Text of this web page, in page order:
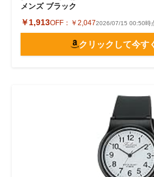
メンズ ブラック
￥1,913OFF： ￥2,0472026/07/15 00:50時
クリックして今す